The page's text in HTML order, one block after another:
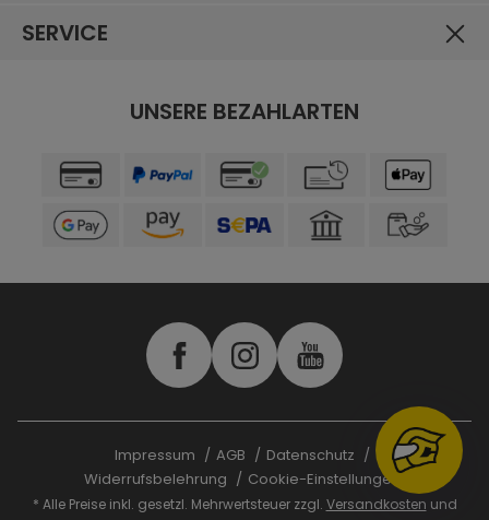
SERVICE
UNSERE BEZAHLARTEN
Impressum AGB
Datenschutz
Widerrufsbelehrung
Cookie-Einstellungen
* Alle Preise inkl. gesetzl. Mehrwertsteuer zzgl. Versandkosten und